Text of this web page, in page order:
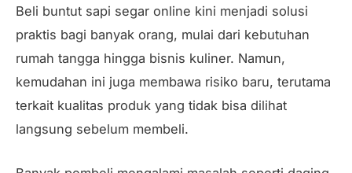
Beli buntut sapi segar online kini menjadi solusi
praktis bagi banyak orang, mulai dari kebutuhan
rumah tangga hingga bisnis kuliner. Namun,
kemudahan ini juga membawa risiko baru, terutama
terkait kualitas produk yang tidak bisa dilihat
langsung sebelum membeli.